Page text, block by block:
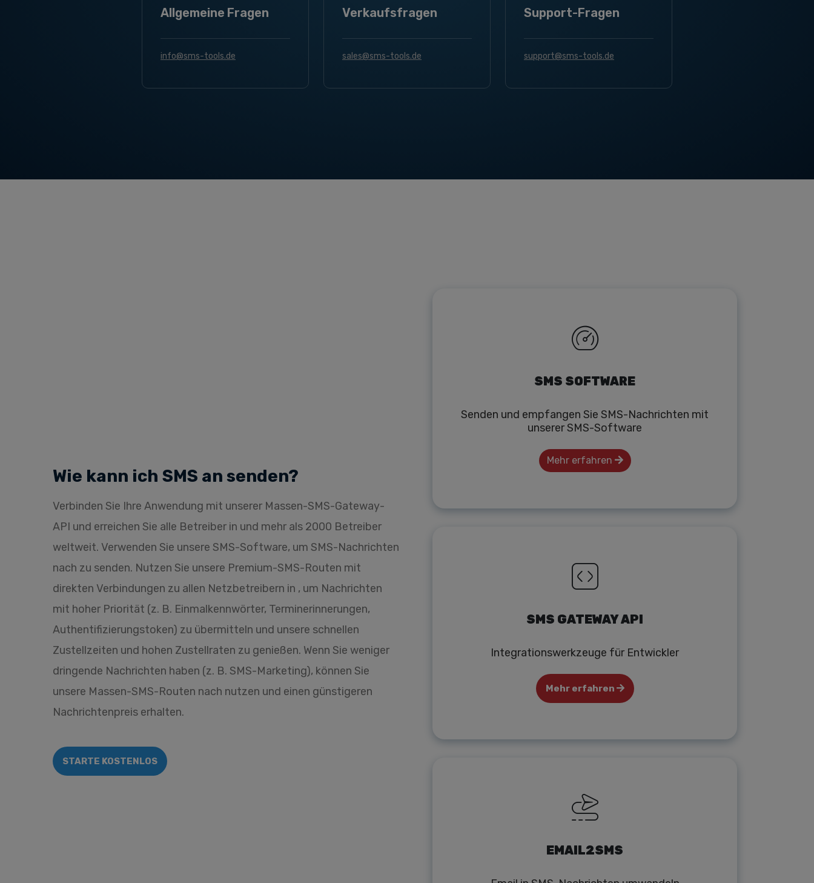
Allgemeine Fragen
info@sms-tools.de
Verkaufsfragen
sales@sms-tools.de
Support-Fragen
support@sms-tools.de
Wie kann ich SMS an senden?
Verbinden Sie Ihre Anwendung mit unserer Massen-SMS-Gateway-
API und erreichen Sie alle Betreiber in und mehr als 2000 Betreiber
weltweit. Verwenden Sie unsere SMS-Software, um SMS-Nachrichten
nach zu senden. Nutzen Sie unsere Premium-SMS-Routen mit
direkten Verbindungen zu allen Netzbetreibern in , um Nachrichten
mit hoher Priorität (z. B. Einmalkennwörter, Terminerinnerungen,
Authentifizierungstoken) zu übermitteln und unsere schnellen
Zustellzeiten und hohen Zustellraten zu genießen. Wenn Sie weniger
dringende Nachrichten haben (z. B. SMS-Marketing), können Sie
unsere Massen-SMS-Routen nach nutzen und einen günstigeren
Nachrichtenpreis erhalten.
STARTE KOSTENLOS
SMS SOFTWARE
Senden und empfangen Sie SMS-Nachrichten mit
unserer SMS-Software
Mehr erfahren
SMS GATEWAY API
Integrationswerkzeuge für Entwickler
Mehr erfahren
EMAIL2SMS